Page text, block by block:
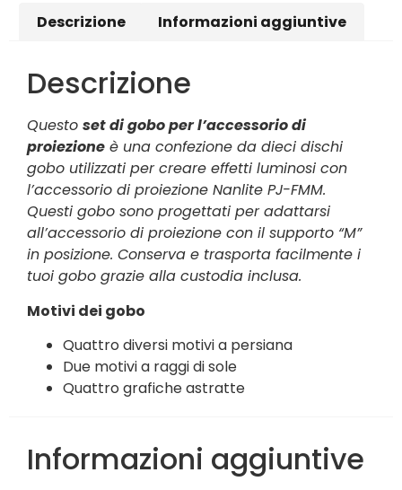
Descrizione Informazioni aggiuntive
Descrizione
Questo set di gobo per l’accessorio di
proiezione è una confezione da dieci dischi
gobo utilizzati per creare effetti luminosi con
l’accessorio di proiezione Nanlite PJ-FMM.
Questi gobo sono progettati per adattarsi
all’accessorio di proiezione con il supporto “M”
in posizione. Conserva e trasporta facilmente i
tuoi gobo grazie alla custodia inclusa.
Motivi dei gobo
Quattro diversi motivi a persiana
Due motivi a raggi di sole
Quattro grafiche astratte
Informazioni aggiuntive